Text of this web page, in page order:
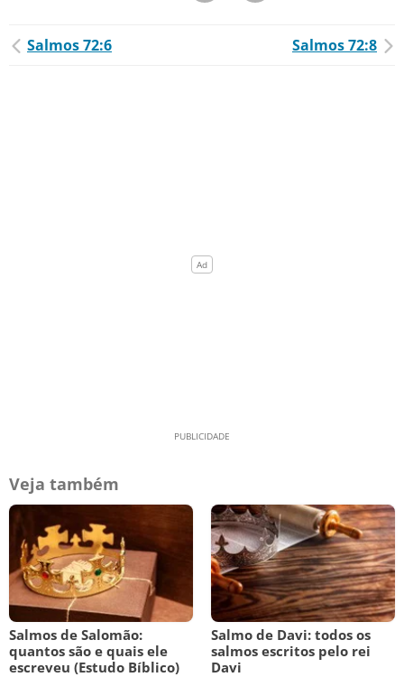
Salmos 72:6 Salmos 72:8
Veja também
Salmos de Salomão:
quantos são e quais ele
escreveu (Estudo Bíblico)
Salmo de Davi: todos os
salmos escritos pelo rei
Davi